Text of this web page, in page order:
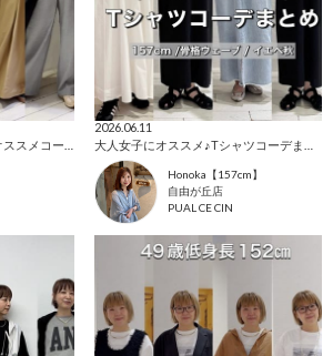
2026.06.11
Honoka【157cm】
自由が丘店
PUAL CE CIN